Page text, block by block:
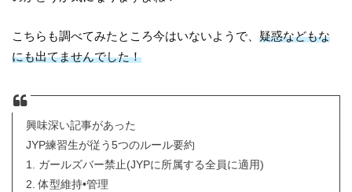
こちらも調べてみたところ今はいないようで、疑惑などもな
にも出てませんでした！
興味深い記事があった
JYP練習生が従う5つのルール要約
1. ガールズバー禁止(JYPに所属する全員に適用)
2. 体型維持•管理